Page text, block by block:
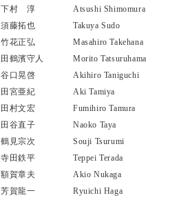
下村 淳
Atsushi Shimomura
須藤拓也
Takuya Sudo
竹花正弘
Masahiro Takehana
田鶴濱守人
Morito Tatsuruhama
谷口晃啓
Akihiro Taniguchi
田宮亜紀
Aki Tamiya
田村文宏
Fumihiro Tamura
田谷直子
Naoko Taya
鶴見宗次
Souji Tsurumi
寺田鉄平
Teppei Terada
額賀章夫
Akio Nukaga
芳賀龍一
Ryuichi Haga